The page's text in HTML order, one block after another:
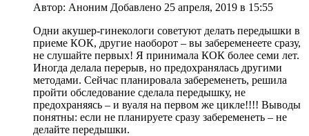
Автор: Аноним Добавлено 25 апреля, 2019 в 15:55
Одни акушер-гинекологи советуют делать передышки в
приеме КОК, другие наоборот – вы забеременеете сразу,
не слушайте первых! Я принимала КОК более семи лет.
Иногда делала перерыв, но предохранялась другими
методами. Сейчас планировала забеременеть, решила
пройти обследование сделала передышку, не
предохраняясь – и вуаля на первом же цикле!!!! Выводы
понятны: если не планируете сразу забеременеть – не
делайте передышки.